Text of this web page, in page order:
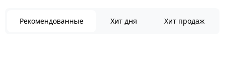
Рекомендованные Хит дня Хит продаж